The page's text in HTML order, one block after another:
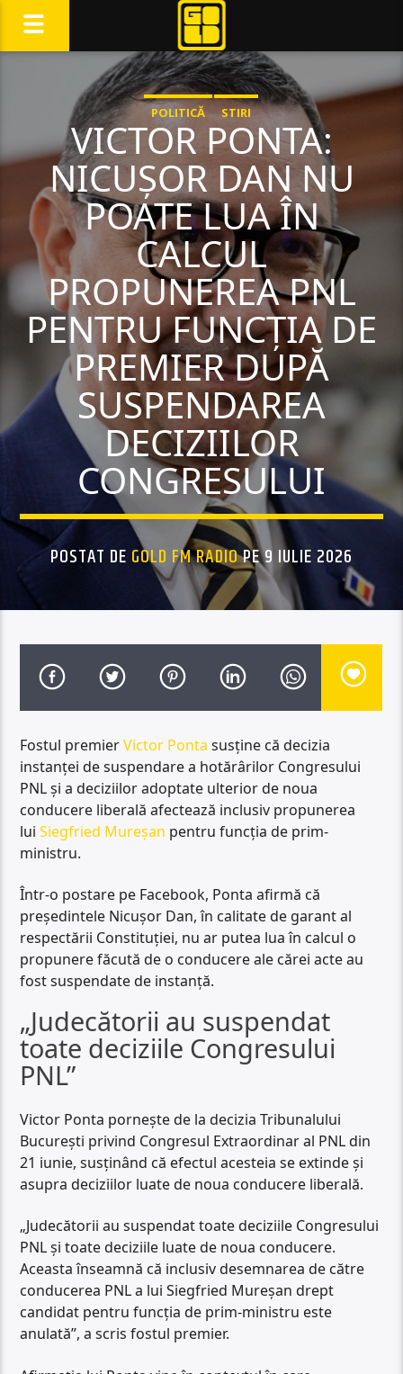
POLITICĂ STIRI
VICTOR PONTA:
NICUȘOR DAN NU
POATE LUA ÎN
CALCUL
PROPUNEREA PNL
PENTRU FUNCȚIA DE
PREMIER DUPĂ
SUSPENDAREA
DECIZIILOR
CONGRESULUI
POSTAT DE GOLD FM RADIOPE 9 IULIE 2026
Fostul premierVictor Ponta susține că decizia
instanței de suspendare a hotărârilor Congresului
PNL și a deciziilor adoptate ulterior de noua
conducere liberală afectează inclusiv propunerea
luiSiegfried Mureșan pentru funcția de prim-
ministru.
Într-o postare pe Facebook, Ponta afirmă că
președintele Nicușor Dan, în calitate de garant al
respectării Constituției, nu ar putea lua în calcul o
propunere făcută de o conducere ale cărei acte au
fost suspendate de instanță.
„Judecătorii au suspendat
toate deciziile Congresului
PNL”
Victor Ponta pornește de la decizia Tribunalului
București privind Congresul Extraordinar al PNL din
21 iunie, susținând că efectul acesteia se extinde și
asupra deciziilor luate de noua conducere liberală.
„Judecătorii au suspendat toate deciziile Congresului
PNL și toate deciziile luate de noua conducere.
Aceasta înseamnă că inclusiv desemnarea de către
conducerea PNL a lui Siegfried Mureșan drept
candidat pentru funcția de prim-ministru este
anulată”, a scris fostul premier.